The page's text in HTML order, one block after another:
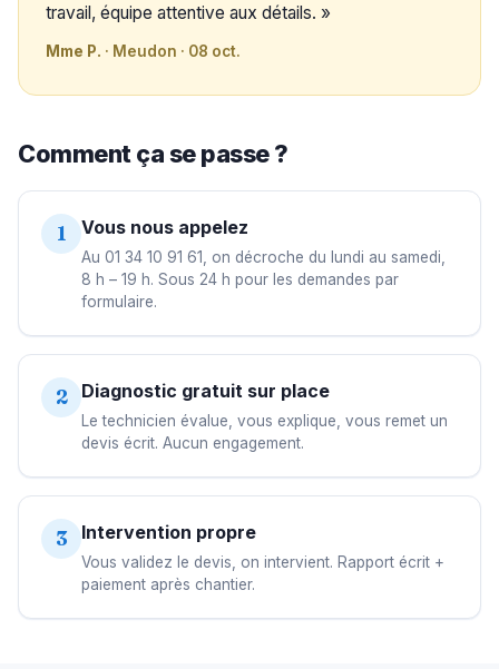
travail, équipe attentive aux détails. »
Mme P. · Meudon · 08 oct.
Comment ça se passe ?
1 Vous nous appelez
Au 01 34 10 91 61, on décroche du lundi au samedi,
8 h – 19 h. Sous 24 h pour les demandes par
formulaire.
2 Diagnostic gratuit sur place
Le technicien évalue, vous explique, vous remet un
devis écrit. Aucun engagement.
3 Intervention propre
Vous validez le devis, on intervient. Rapport écrit +
paiement après chantier.